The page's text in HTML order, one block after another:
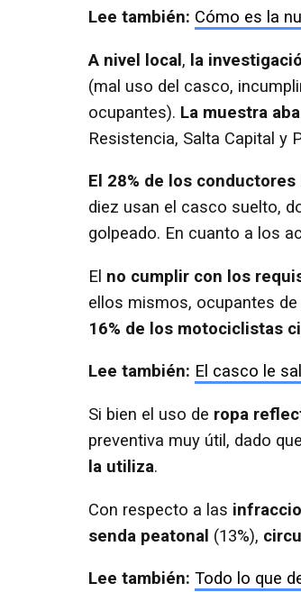
Lee también: Cómo es la
A nivel local , la
(mal uso del casco,
ocupantes). La muestra
Resistencia, Salta Capital y
El 28% de los
diez usan el casco suelto,
golpeado. En cuanto a los
El no cumplir con los
ellos mismos, ocupantes
16% de los motociclistas
Lee también: El casco le
Si bien el uso de ropa
preventiva muy útil, dado
la utiliza.
Con respecto a las
senda peatonal (13%),
Lee también: Todo lo que